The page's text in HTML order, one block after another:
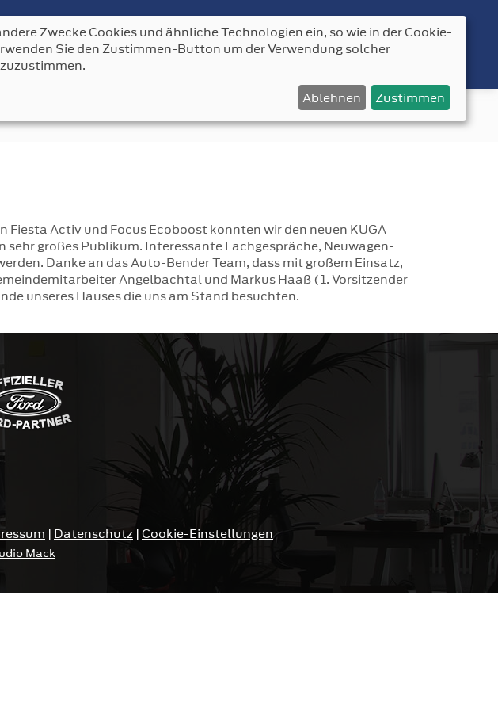
LEISTUNGEN KONTAKT
fordbender.de News
Activ und Focus Ecoboost konnten wir den neuen KUGA
großes Publikum. Interessante Fachgespräche, Neuwagen-
Danke an das Auto-Bender Team, dass mit großem Einsatz,
Angelbachtal und Markus Haaß (1. Vorsitzender
unseres Hauses die uns am Stand besuchten.
| Datenschutz |Cookie-Einstellungen
Mack
Zwecke Cookies und ähnliche Technologien ein, so wie in der Cookie-
Sie den Zustimmen-Button um der Verwendung solcher
Ablehnen Zustimmen